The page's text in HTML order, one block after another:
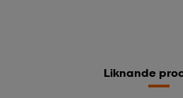
Liknande